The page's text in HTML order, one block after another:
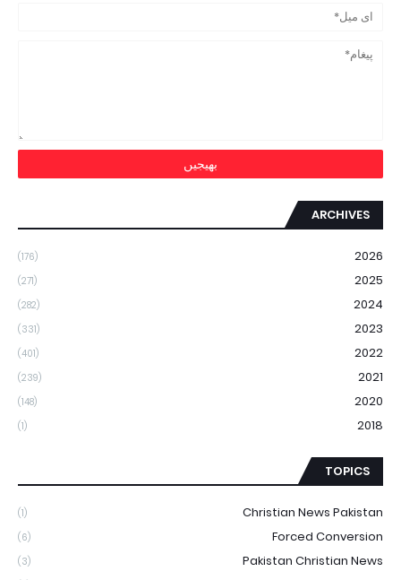
ARCHIVES
2026
(176)
2025
(271)
2024
(282)
2023
(331)
2022
(401)
2021
(239)
2020
(148)
2018
(1)
TOPICS
Christian News Pakistan
(1)
Forced Conversion
(6)
Pakistan Christian News
(3)